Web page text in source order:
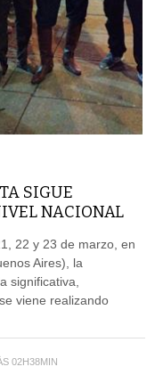
SIGUE
NACIONAL
22 y 23 de marzo, en
Aires), la
significativa,
viene realizando
02H38MIN